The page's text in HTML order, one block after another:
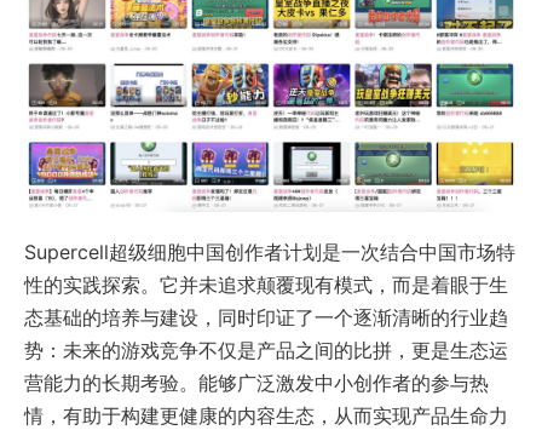
Supercell超级细胞中国创作者计划是一次结合中国市场特
性的实践探索。它并未追求颠覆现有模式，而是着眼于生
态基础的培养与建设，同时印证了一个逐渐清晰的行业趋
势：未来的游戏竞争不仅是产品之间的比拼，更是生态运
营能力的长期考验。能够广泛激发中小创作者的参与热
情，有助于构建更健康的内容生态，从而实现产品生命力